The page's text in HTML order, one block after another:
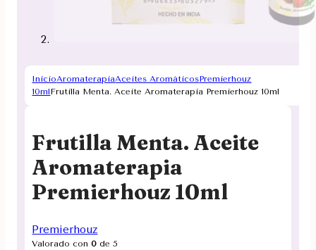
InicioAromaterapiaAceites AromáticosPremierhouz
10mlFrutilla Menta. Aceite Aromaterapia Premierhouz 10ml
Frutilla Menta. Aceite
Aromaterapia
Premierhouz 10ml
Premierhouz
Valorado con0 de 5